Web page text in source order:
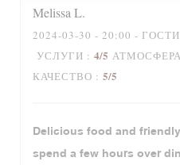
MelissaL
2024-03-30 - 20:00 -
УСЛУГИ : 4/5 АТМОСФЕРА
КАЧЕСТВО : 5/5
Delicious food and
spend a few hours over